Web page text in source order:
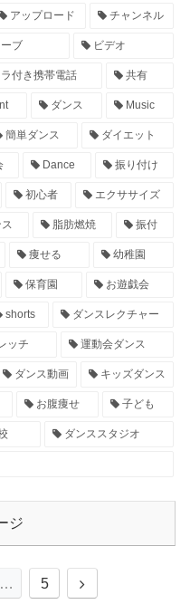
アップロード チャンネル
ブ ビデオ
付き携帯電話 共有
ダンス Music
簡単ダンス ダイエット
Dance 振り付け
初心者 エクササイズ
脂肪燃焼 振付
痩せる 幼稚園
保育園 お遊戯会
shorts ダンスレクチャー
ッチ 運動会ダンス
ダンス動画 キッズダンス
お腹痩せ 子ども
ダンススタジオ
ジ
… 5